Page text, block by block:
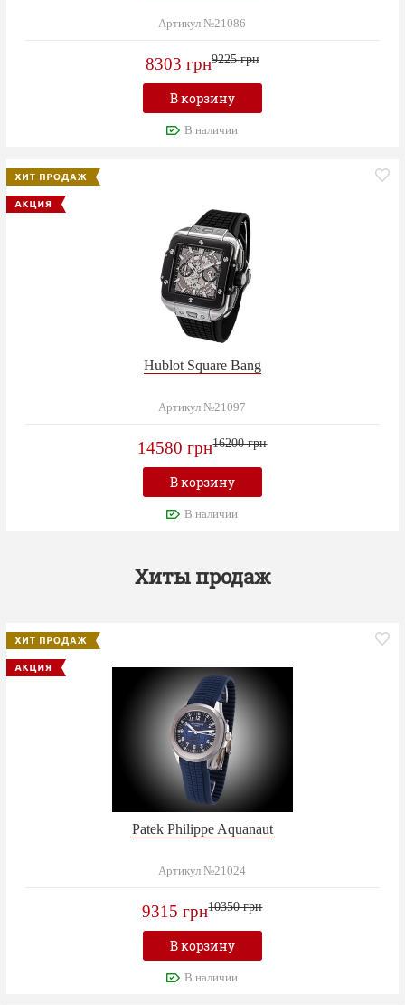
Артикул №21086
8303 грн9225 грн
В корзину
В наличии
Hublot Square Bang
Артикул №21097
14580 грн16200 грн
В корзину
В наличии
Хиты продаж
Patek Philippe Aquanaut
Артикул №21024
9315 грн10350 грн
В корзину
В наличии